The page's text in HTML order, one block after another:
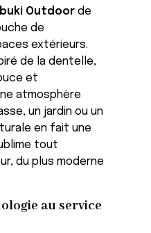
Outdoor de
de
extérieurs.
de la dentelle,
et
atmosphère
un jardin ou un
en fait une
tout
du plus moderne
au service